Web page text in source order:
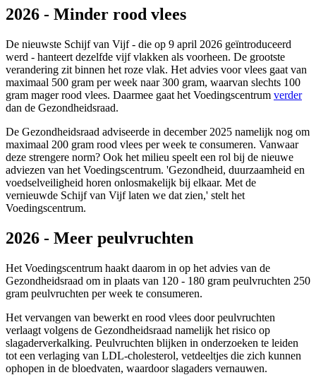
2026 - Minder rood vlees
De nieuwste Schijf van Vijf - die op 9 april 2026 geïntroduceerd
werd - hanteert dezelfde vijf vlakken als voorheen. De grootste
verandering zit binnen het roze vlak. Het advies voor vlees gaat van
maximaal 500 gram per week naar 300 gram, waarvan slechts 100
gram mager rood vlees. Daarmee gaat het Voedingscentrum verder
dan de Gezondheidsraad.
De Gezondheidsraad adviseerde in december 2025 namelijk nog om
maximaal 200 gram rood vlees per week te consumeren. Vanwaar
deze strengere norm? Ook het milieu speelt een rol bij de nieuwe
adviezen van het Voedingscentrum. 'Gezondheid, duurzaamheid en
voedselveiligheid horen onlosmakelijk bij elkaar. Met de
vernieuwde Schijf van Vijf laten we dat zien,' stelt het
Voedingscentrum.
2026 - Meer peulvruchten
Het Voedingscentrum haakt daarom in op het advies van de
Gezondheidsraad om in plaats van 120 - 180 gram peulvruchten 250
gram peulvruchten per week te consumeren.
Het vervangen van bewerkt en rood vlees door peulvruchten
verlaagt volgens de Gezondheidsraad namelijk het risico op
slagaderverkalking. Peulvruchten blijken in onderzoeken te leiden
tot een verlaging van LDL-cholesterol, vetdeeltjes die zich kunnen
ophopen in de bloedvaten, waardoor slagaders vernauwen.